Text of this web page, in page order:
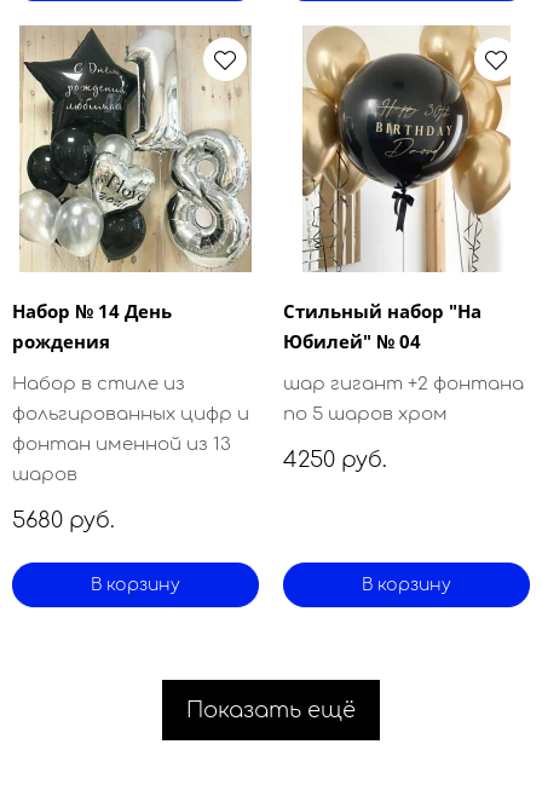
Набор № 14 День
рождения
Набор в стиле из
фольгированных цифр и
фонтан именной из 13
шаров
5680 руб.
В корзину
Стильный набор "На
Юбилей" № 04
шар гигант +2 фонтана
по 5 шаров хром
4250 руб.
В корзину
Показать ещё